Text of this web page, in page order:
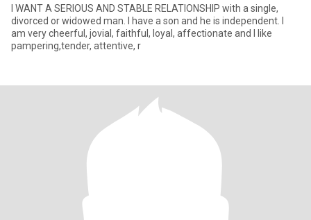
I WANT A SERIOUS AND STABLE RELATIONSHIP with a single,
divorced or widowed man. I have a son and he is independent. I
am very cheerful, jovial, faithful, loyal, affectionate and I like
pampering,tender, attentive, r